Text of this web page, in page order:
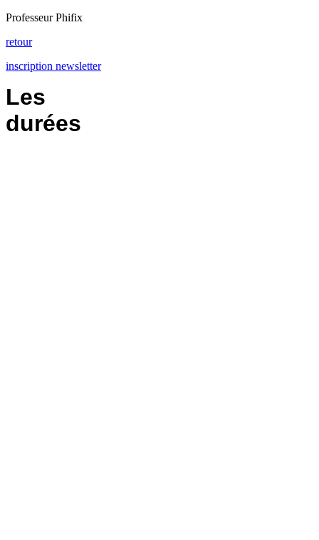
Professeur Phifix
retour
inscription newsletter
Les
durées